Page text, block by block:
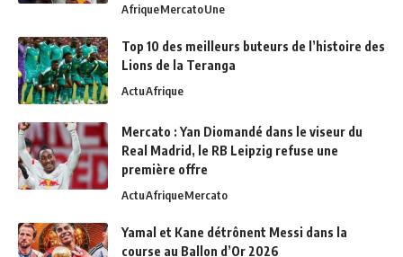
AfriqueMercatoUne
Top 10 des meilleurs buteurs de l’histoire des
Lions de la Teranga
ActuAfrique
Mercato : Yan Diomandé dans le viseur du
Real Madrid, le RB Leipzig refuse une
première offre
ActuAfriqueMercato
Yamal et Kane détrônent Messi dans la
course au Ballon d’Or 2026